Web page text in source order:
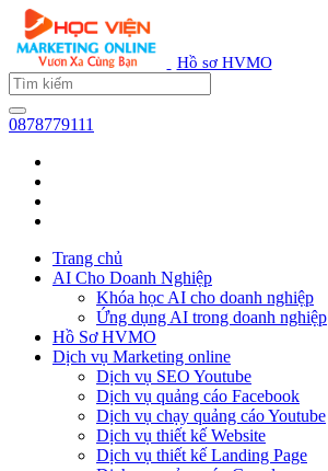
Hồ sơ HVMO
0878779111
Trang chủ
AI Cho Doanh Nghiệp
Khóa học AI cho doanh nghiệp
Ứng dụng AI trong doanh nghiệp
Hồ Sơ HVMO
Dịch vụ Marketing online
Dịch vụ SEO Youtube
Dịch vụ quảng cáo Facebook
Dịch vụ chạy quảng cáo Youtube
Dịch vụ thiết kế Website
Dịch vụ thiết kế Landing Page